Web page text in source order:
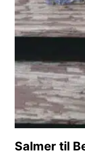
Salmer til